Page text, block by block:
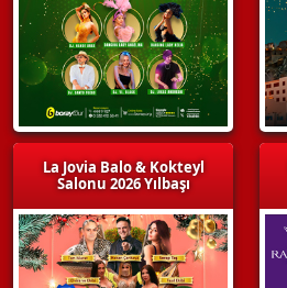
La Jovia Balo & Kokteyl
Salonu 2026 Yılbaşı